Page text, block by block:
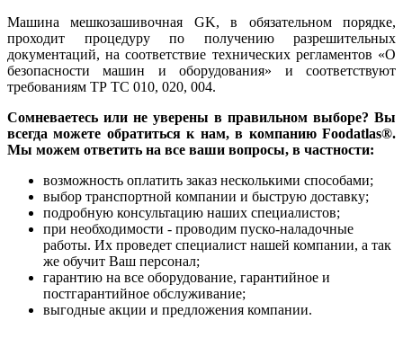
Машина мешкозашивочная GK, в обязательном порядке,
проходит процедуру по получению разрешительных
документаций, на соответствие технических регламентов «О
безопасности машин и оборудования» и соответствуют
требованиям ТР ТС 010, 020, 004.
Сомневаетесь или не уверены в правильном выборе? Вы
всегда можете обратиться к нам, в компанию Foodatlas®.
Мы можем ответить на все ваши вопросы, в частности:
возможность оплатить заказ несколькими способами;
выбор транспортной компании и быструю доставку;
подробную консультацию наших специалистов;
при необходимости - проводим пуско-наладочные
работы. Их проведет специалист нашей компании, а так
же обучит Ваш персонал;
гарантию на все оборудование, гарантийное и
постгарантийное обслуживание;
выгодные акции и предложения компании.